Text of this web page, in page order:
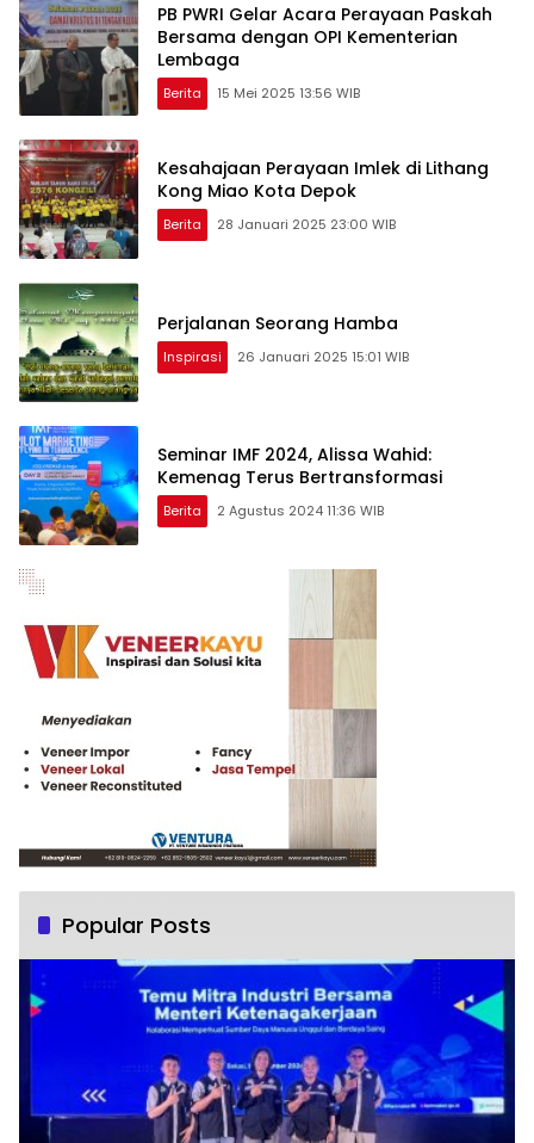
PB PWRI Gelar Acara Perayaan Paskah
Bersama dengan OPI Kementerian
Lembaga
Berita 15 Mei 2025 13:56 WIB
Kesahajaan Perayaan Imlek di Lithang
Kong Miao Kota Depok
Berita 28 Januari 2025 23:00 WIB
Perjalanan Seorang Hamba
Inspirasi 26 Januari 2025 15:01 WIB
Seminar IMF 2024, Alissa Wahid:
Kemenag Terus Bertransformasi
Berita 2 Agustus 2024 11:36 WIB
Popular Posts